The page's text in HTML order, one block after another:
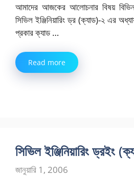
আমাদের আজকের আলোচনার বিষয়
সিভিল ইঞ্জিনিয়ারিং ড্র (ক্যাড)-২ এর
প্রকার ক্যাড …
Read more
সিভিল ইঞ্জিনিয়ারিং ড্রইং
জানুয়ারি 1, 2006